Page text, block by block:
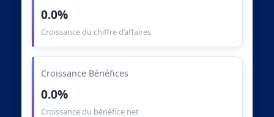
0.0%
Croissance du chiffre d’affaires
Croissance Bénéfices
0.0%
Croissance du bénéfice net